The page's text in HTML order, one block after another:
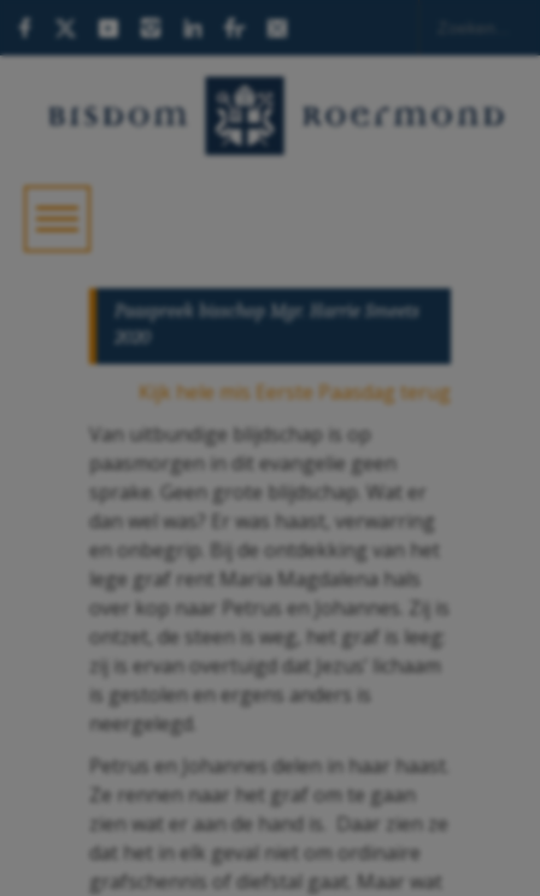
Paaspreek bisschop Mgr. Harrie Smeets
2020
Kijk hele mis Eerste Paasdag terug
Van uitbundige blijdschap is op
paasmorgen in dit evangelie geen
sprake. Geen grote blijdschap. Wat er
dan wel was? Er was haast, verwarring
en onbegrip. Bij de ontdekking van het
lege graf rent Maria Magdalena hals
over kop naar Petrus en Johannes. Zij is
ontzet, de steen is weg, het graf is leeg:
zij is ervan overtuigd dat Jezus’ lichaam
is gestolen en ergens anders is
neergelegd.
Petrus en Johannes delen in haar haast.
Ze rennen naar het graf om te gaan
zien wat er aan de hand is. Daar zien ze
dat het in elk geval niet om ordinaire
grafschennis of diefstal gaat. Maar wat